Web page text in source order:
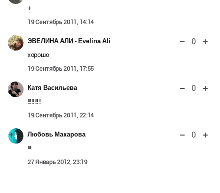
+
19 Сентябрь 2011, 14:14
ЭВЕЛИНА АЛИ - Evelina Ali 0
хорошо
19 Сентябрь 2011, 17:55
Катя Васильева 0
!!!!!!!!!!
19 Сентябрь 2011, 22:14
Любовь Макарова 0
!!!
27 Январь 2012, 23:19